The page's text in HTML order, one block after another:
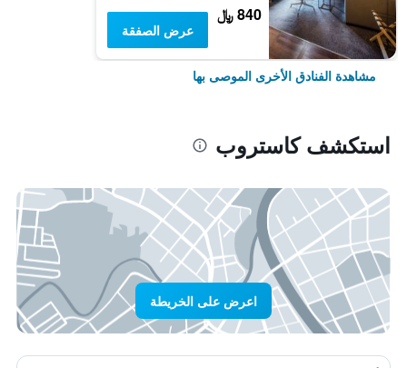
840 ﷼
عرض الصفقة
مشاهدة الفنادق الأخرى الموصى بها
استكشف كاستروب
اعرض على الخريطة